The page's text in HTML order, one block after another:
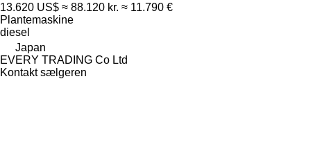
13.620 US$ ≈ 88.120 kr. ≈ 11.790 €
Plantemaskine
diesel
Japan
EVERY TRADING Co Ltd
Kontakt sælgeren